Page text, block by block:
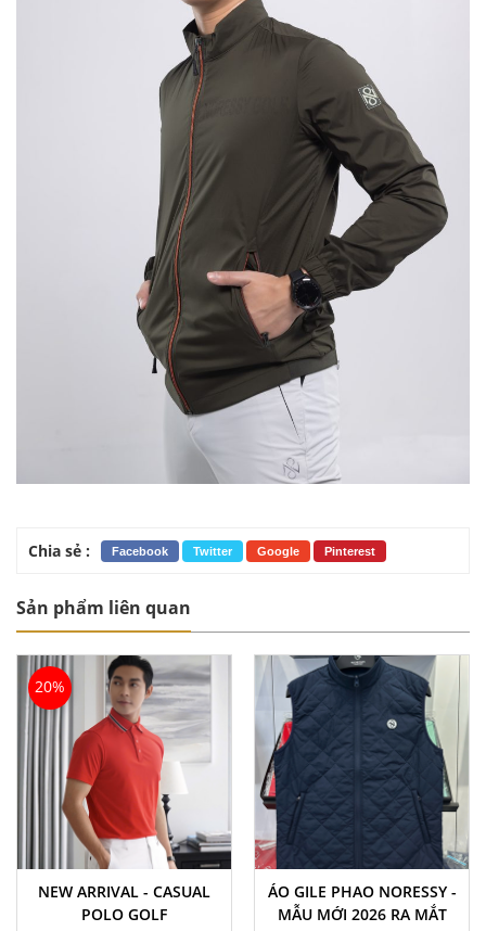
Chia sẻ : Facebook Twitter Google Pinterest
Sản phẩm liên quan
20%
NEW ARRIVAL - CASUAL
POLO GOLF
ÁO GILE PHAO NORESSY -
MẪU MỚI 2026 RA MẮT